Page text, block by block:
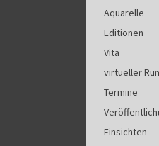
Aquarelle
Editionen
Vita
virtueller
Termine
Einsichten